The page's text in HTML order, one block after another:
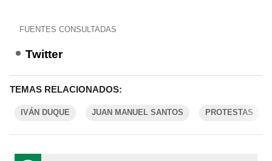
FUENTES CONSULTADAS
Twitter
TEMAS RELACIONADOS:
IVÁN DUQUE JUAN MANUEL SANTOS PROTESTAS